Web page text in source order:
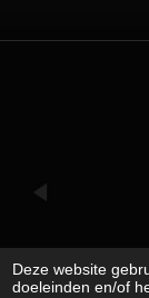
Deze website
doeleinden en/of